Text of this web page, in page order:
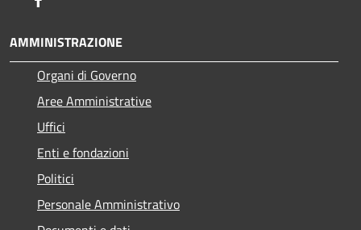
AMMINISTRAZIONE
Organi di Governo
Aree Amministrative
Uffici
Enti e fondazioni
Politici
Personale Amministrativo